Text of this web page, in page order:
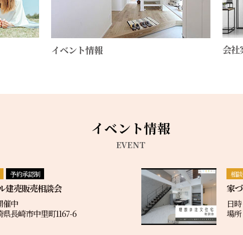
イベント情報 会社
イベント情報
EVENT
予約承認制
建売販売相談会
催中
長崎市中里町1167-6
相
家
日
場